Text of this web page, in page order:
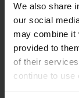
We also share
our social
may combine it
provided to
of their
continue to use
Une